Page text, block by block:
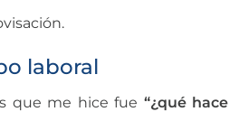
laboral
que me hice fue “¿qué hace